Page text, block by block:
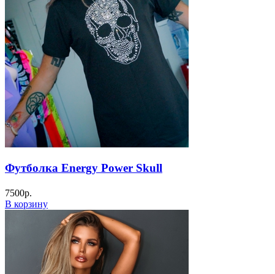
Футболка Energy Power Skull
7500р.
В корзину